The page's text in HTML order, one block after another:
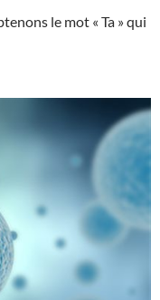
le mot « Ta » qui